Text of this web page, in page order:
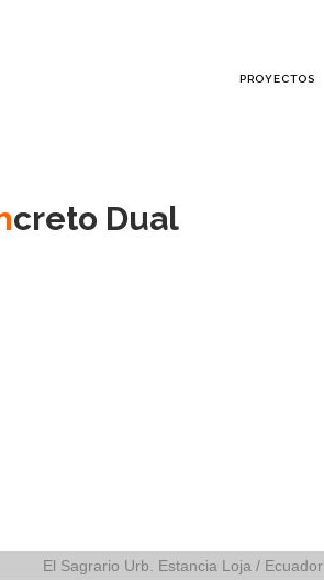
PROYECTOS
creto Dual
El Sagrario Urb. Estancia Loja / Ecuador